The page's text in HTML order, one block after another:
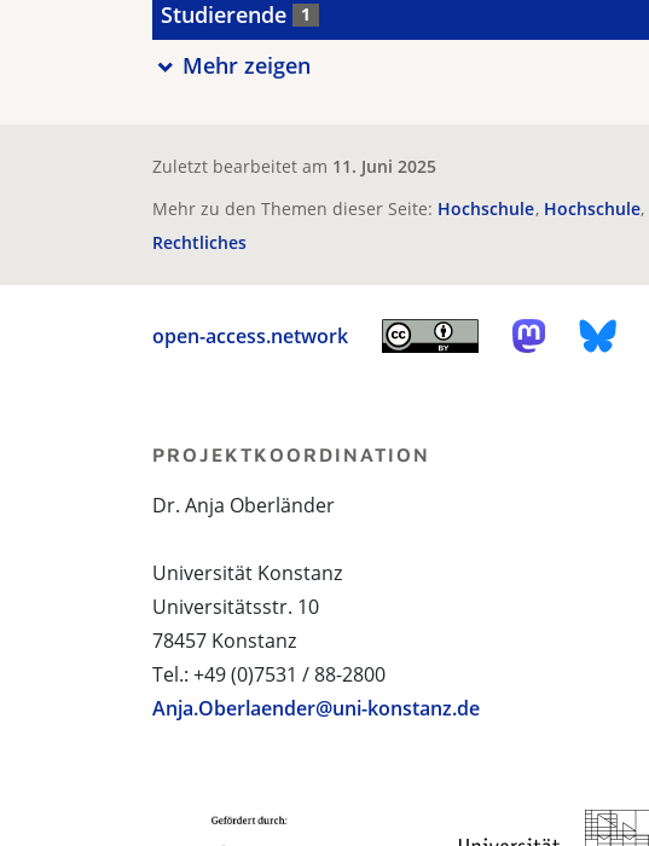
Studierende 1
Mehr zeigen
Zuletzt bearbeitet am 11. Juni 2025
Mehr zu den Themen dieser Seite: Hochschule Hochschule
Rechtliches
open-access.network
PROJEKTKOORDINATION
Dr. Anja Oberländer
Universität Konstanz
Universitätsstr. 10
78457 Konstanz
Tel.: +49 (0)7531 / 88-2800
Anja.Oberlaender@uni-konstanz.de